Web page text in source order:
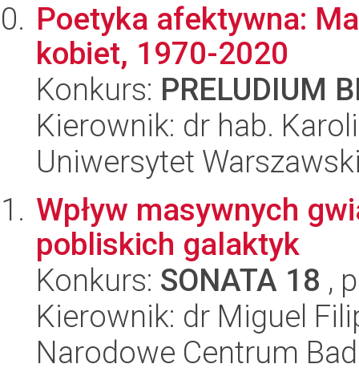
Poetyka afektywna:
kobiet, 1970-2020
Konkurs: PRELUDIUM
Kierownik: dr hab.
Uniwersytet
Wpływ masywnych
pobliskich galaktyk
Konkurs: SONATA 18 ,
Kierownik: dr Miguel
Narodowe Centrum